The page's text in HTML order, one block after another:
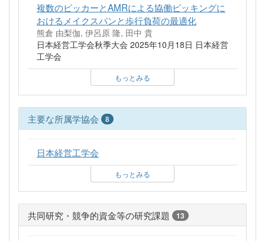
複数のピッカーとAMRによる協働ピッキングに
おけるメイクスパンと歩行負荷の最適化
熊倉 由梨伽, 伊呂原 隆, 田中 貴
日本経営工学会秋季大会 2025年10月18日 日本経営
工学会
もっとみる
主要な所属学協会 8
日本経営工学会
もっとみる
共同研究・競争的資金等の研究課題 13